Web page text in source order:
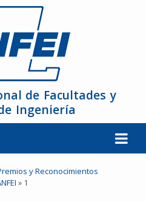
de Facultades y
Ingeniería
y Reconocimientos
» 1